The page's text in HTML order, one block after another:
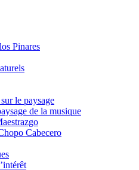
Pinares
le paysage
de la musique
Cabecero